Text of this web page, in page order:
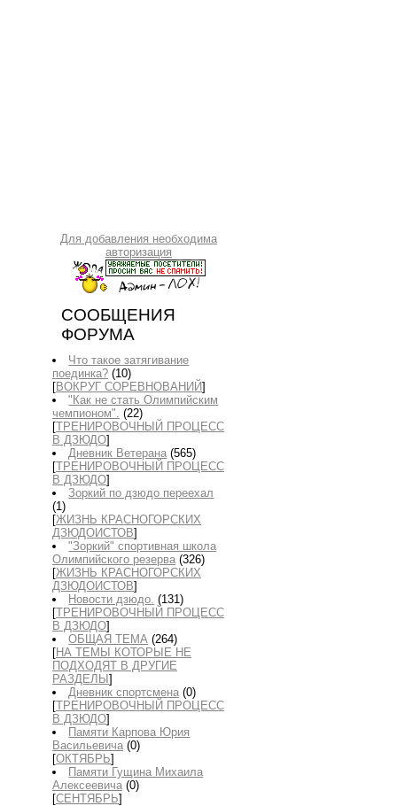
Для добавления необходима
авторизация
СООБЩЕНИЯ
ФОРУМА
Что такое затягивание
поединка? (10)
[ВОКРУГ СОРЕВНОВАНИЙ]
"Как не стать Олимпийским
чемпионом". (22)
[ТРЕНИРОВОЧНЫЙ ПРОЦЕСС
В ДЗЮДО]
Дневник Ветерана (565)
[ТРЕНИРОВОЧНЫЙ ПРОЦЕСС
В ДЗЮДО]
Зоркий по дзюдо переехал
(1)
[ЖИЗНЬ КРАСНОГОРСКИХ
ДЗЮДОИСТОВ]
"Зоркий" спортивная школа
Олимпийского резерва (326)
[ЖИЗНЬ КРАСНОГОРСКИХ
ДЗЮДОИСТОВ]
Новости дзюдо. (131)
[ТРЕНИРОВОЧНЫЙ ПРОЦЕСС
В ДЗЮДО]
ОБЩАЯ ТЕМА (264)
[НА ТЕМЫ КОТОРЫЕ НЕ
ПОДХОДЯТ В ДРУГИЕ
РАЗДЕЛЫ ]
Дневник спортсмена (0)
[ТРЕНИРОВОЧНЫЙ ПРОЦЕСС
В ДЗЮДО]
Памяти Карпова Юрия
Васильевича (0)
[ОКТЯБРЬ]
Памяти Гущина Михаила
Алексеевича (0)
[СЕНТЯБРЬ]